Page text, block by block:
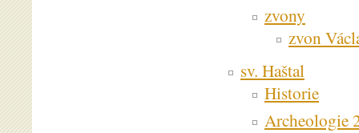
zvony
zvon
sv. Haštal
Historie
Archeologie